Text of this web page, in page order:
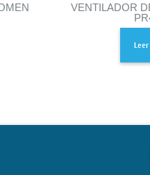
VENTILADOR